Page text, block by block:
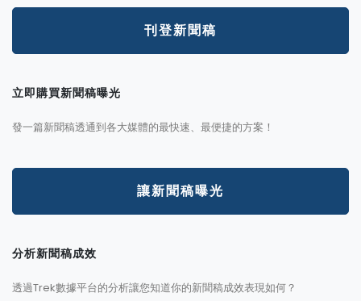
刊登新聞稿
立即購買新聞稿曝光
發一篇新聞稿透通到各大媒體的最快速、最便捷的方案！
讓新聞稿曝光
分析新聞稿成效
透過Trek數據平台的分析讓您知道你的新聞稿成效表現如何？